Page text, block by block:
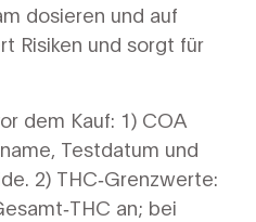
dosieren und auf
Risiken und sorgt für
dem Kauf: 1) COA
Testdatum und
2) THC‑Grenzwerte:
an; bei